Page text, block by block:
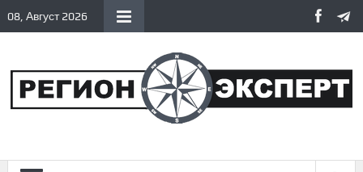
08, Август 2026